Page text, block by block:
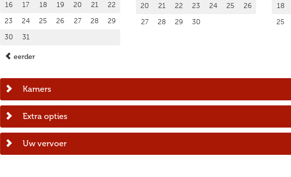
16
17 18 19 20 21
22
23
24 25 26 27 28
29
30
31
20
21 22 23 24 25
26
27
28 29 30
18
25
eerder
Kamers
Extra opties
Uw vervoer